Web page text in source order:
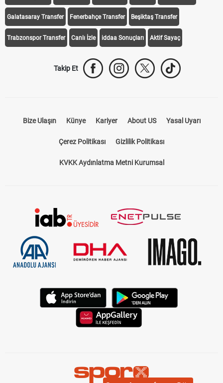
Galatasaray Transfer Fenerbahçe Transfer Beşiktaş Transfer
Trabzonspor Transfer Canlı İzle iddaa Sonuçları Aktif Sayaç
Takip Et
Bize Ulaşın Künye Kariyer About US Yasal Uyarı
Çerez Politikası Gizlilik Politikası
KVKK Aydınlatma Metni Kurumsal